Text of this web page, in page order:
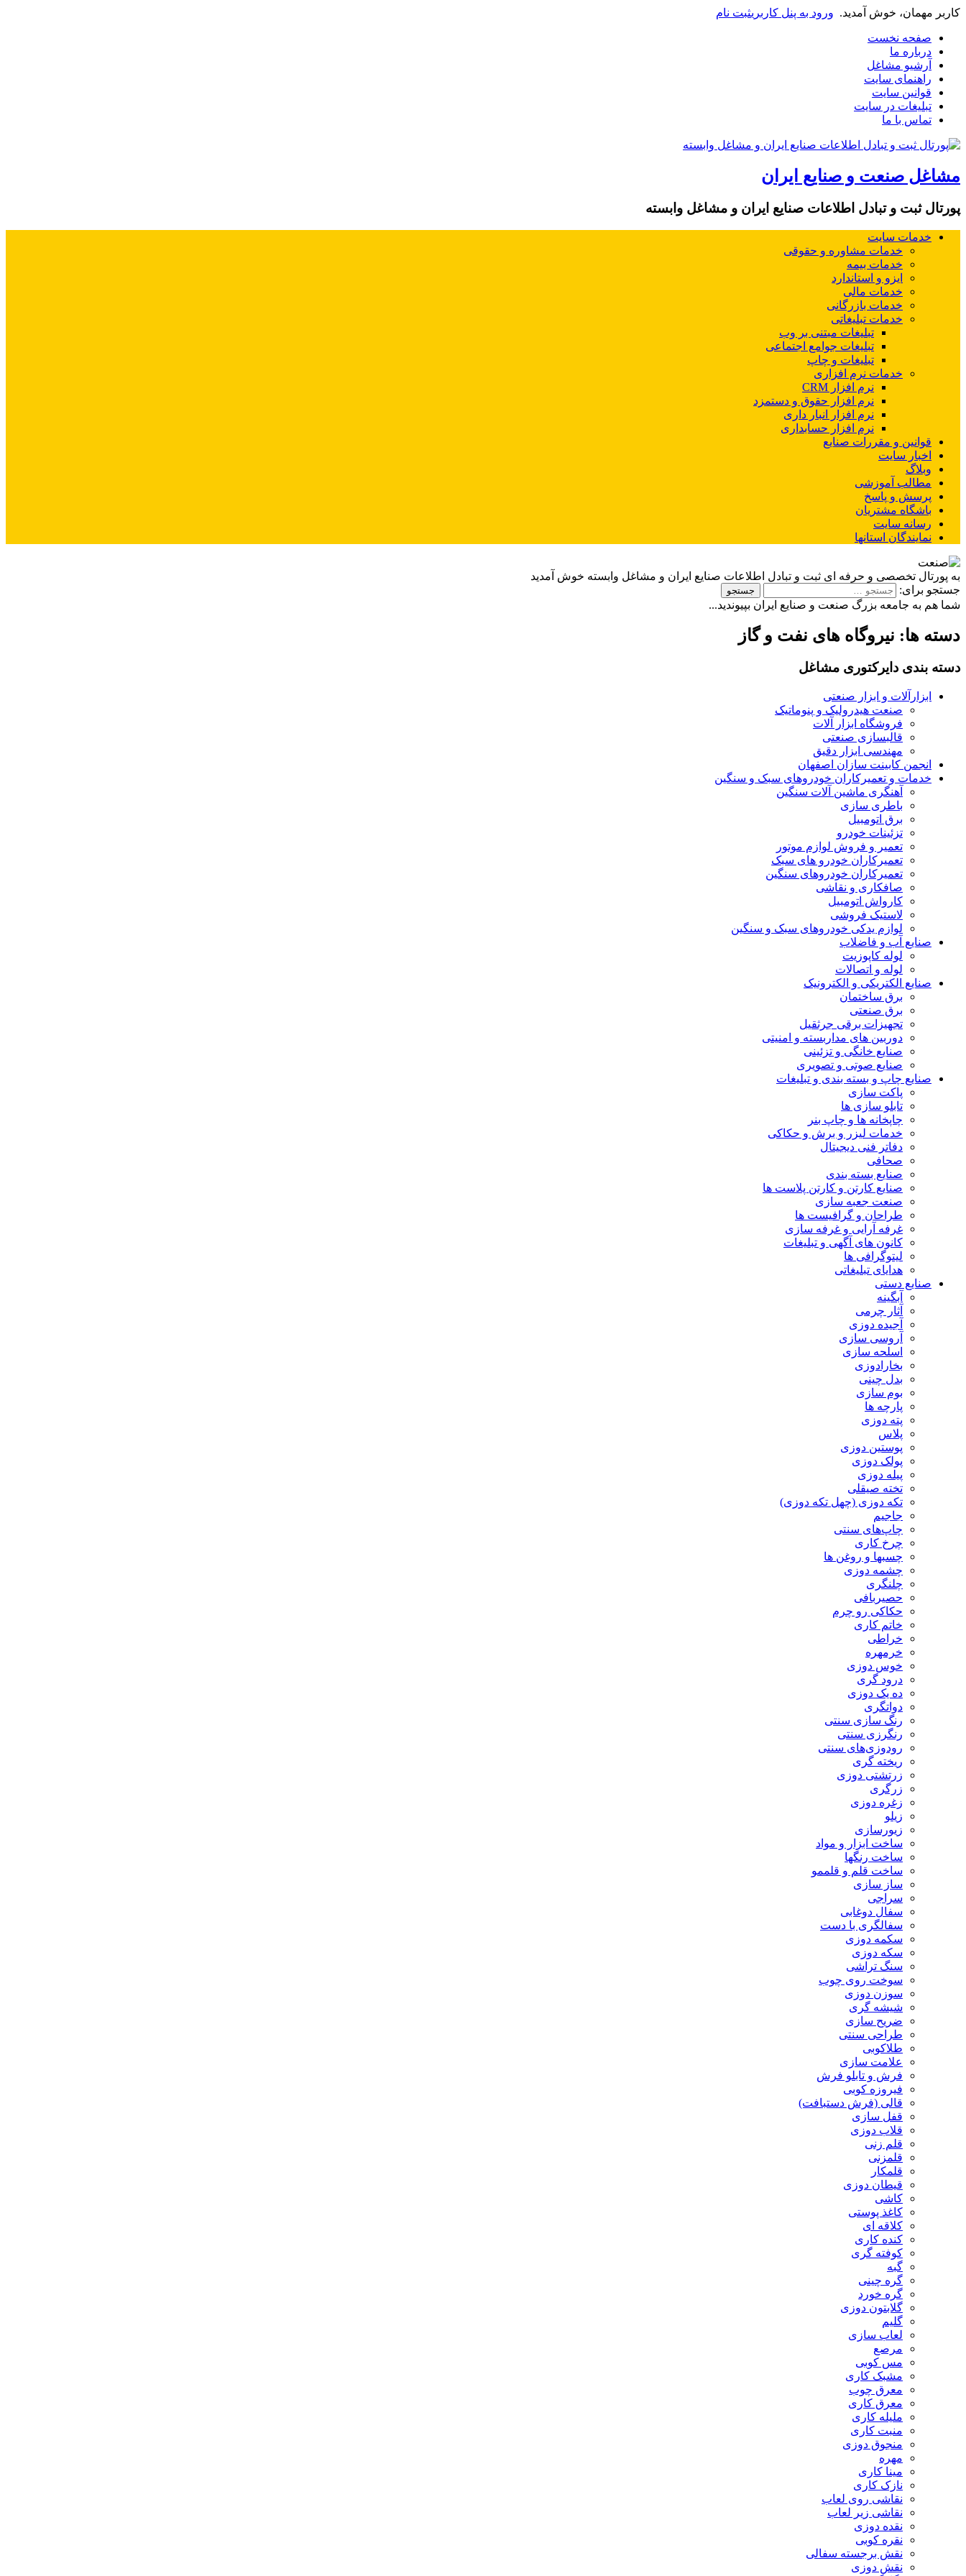
کاربر مهمان، خوش آمدید. ورود به پنل کاربریثبت نام
صفحه نخست
درباره ما
آرشیو مشاغل
راهنمای سایت
قوانین سایت
تبلیغات در سایت
تماس با ما
مشاغل صنعت و صنایع ایران
پورتال ثبت و تبادل اطلاعات صنایع ایران و مشاغل وابسته
خدمات سایت
خدمات مشاوره و حقوقی
خدمات بیمه
ایزو و استاندارد
خدمات مالی
خدمات بازرگانی
خدمات تبلیغاتی
تبلیغات مبتنی بر وب
تبلیغات جوامع اجتماعی
تبلیغات و چاپ
خدمات نرم افزاری
نرم افزار CRM
نرم افزار حقوق و دستمزد
نرم افزار انبار داری
نرم افزار حسابداری
قوانین و مقررات صنایع
اخبار سایت
وبلاگ
مطالب آموزشی
پرسش و پاسخ
باشگاه مشتریان
رسانه سایت
نمایندگان استانها
به پورتال تخصصی و حرفه ای ثبت و تبادل اطلاعات صنایع ایران و مشاغل وابسته خوش آمدید
جستجو برای:
شما هم به جامعه بزرگ صنعت و صنایع ایران بپیوندید...
دسته ها: نیروگاه های نفت و گاز
دسته بندی دایرکتوری مشاغل
ابزارآلات و ابزار صنعتی
صنعت هیدرولیک و پنوماتیک
فروشگاه ابزار آلات
قالبسازی صنعتی
مهندسی ابزار دقیق
انجمن کابینت سازان اصفهان
خدمات و تعمیرکاران خودروهای سبک و سنگین
آهنگری ماشین آلات سنگین
باطری سازی
برق اتومبیل
تزئینات خودرو
تعمیر و فروش لوازم موتور
تعمیرکاران خودرو های سبک
تعمیرکاران خودروهای سنگین
صافکاری و نقاشی
کارواش اتومبیل
لاستیک فروشی
لوازم یدکی خودروهای سبک و سنگین
صنایع آب و فاضلاب
لوله کاپوزیت
لوله و اتصالات
صنایع الکتریکی و الکترونیک
برق ساختمان
برق صنعتی
تجهیزات برقی جرثقیل
دوربین های مداربسته و امنیتی
صنایع خانگی و تزئینی
صنایع صوتی و تصویری
صنایع چاپ و بسته بندی و تبلیغات
پاکت سازی
تابلو سازی ها
چاپخانه ها و چاپ بنر
خدمات لیزر و برش و حکاکی
دفاتر فنی دیجیتال
صحافی
صنایع بسته بندی
صنایع کارتن و کارتن پلاست ها
صنعت جعبه سازی
طراحان و گرافیست ها
غرفه آرایی و غرفه سازی
کانون های آگهی و تبلیغات
لیتوگرافی ها
هدایای تبلیغاتی
صنایع دستی
آبگینه
آثار چرمی
آجیده دوزی
آروسی سازی
اسلحه سازی
بخارادوزی
بدل چینی
بوم سازی
پارچه ها
پته دوزی
پلاس
پوستین دوزی
پولک دوزی
پیله دوزی
تخته صیقلی
تکه دوزی (چهل تکه دوزی)
جاجیم
چاپ‌های سنتی
چرخ کاری
چسبها و روغن ها
چشمه دوزی
چلنگری
حصیربافی
حکاکی رو چرم
خاتم کاری
خراطی
خرمهره
خوس دوزی
درود گری
ده یک دوزی
دواتگری
رنگ سازی سنتی
رنگرزی سنتی
رودوزی‌های سنتی
ریخته گری
زرتشتی دوزی
زرگری
زغره دوزی
زیلو
زیورسازی
ساخت ابزار و مواد
ساخت رنگها
ساخت قلم و قلممو
ساز سازی
سراجی
سفال دوغابی
سفالگری با دست
سکمه دوزی
سکه دوزی
سنگ تراشی
سوخت روی چوب
سوزن دوزی
شیشه گری
ضریح سازی
طراحی سنتی
طلاکوبی
علامت سازی
فرش و تابلو فرش
فیروزه کوبی
قالی (فرش دستبافت)
قفل سازی
قلاب دوزی
قلم زنی
قلمزنی
قلمکار
قیطان دوزی
کاشی
کاغذ پوستی
کلاقه ای
کنده کاری
کوفته گری
گبه
گره چینی
گره خورد
گلابتون دوزی
گلیم
لعاب سازی
مرصع
مس کوبی
مشبک کاری
معرق چوب
معرق کاری
مليله کاری
منبت کاری
منجوق دوزی
مهره
مینا کاری
نازک کاری
نقاشی روی لعاب
نقاشی زیر لعاب
نقده دوزی
نقره کوبی
نقش برجسته سفالی
نقش دوزی